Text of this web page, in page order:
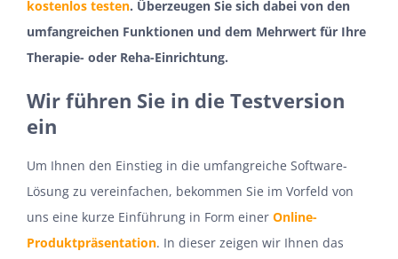
kostenlos testen. Überzeugen Sie sich dabei von den
umfangreichen Funktionen und dem Mehrwert für Ihre
Therapie- oder Reha-Einrichtung.
Wir führen Sie in die Testversion
ein
Um Ihnen den Einstieg in die umfangreiche Software-
Lösung zu vereinfachen, bekommen Sie im Vorfeld von
uns eine kurze Einführung in Form einer Online-
Produktpräsentation. In dieser zeigen wir Ihnen das